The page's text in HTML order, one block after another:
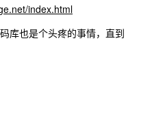
index.html
库也是个头疼的事情，直到